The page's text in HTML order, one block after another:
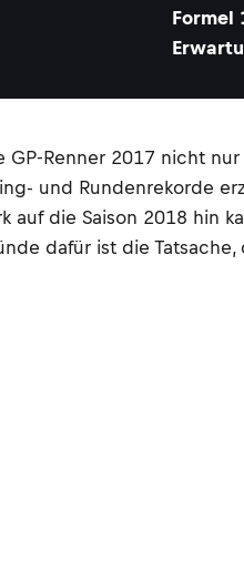
Formel
Renner 2017 nicht
und Rundenrekorde
auf die Saison 2018 hin
dafür ist die